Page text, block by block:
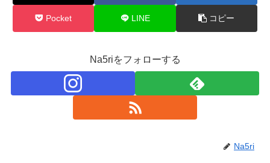
Pocket LINE コピー
Na5riをフォローする
Na5ri